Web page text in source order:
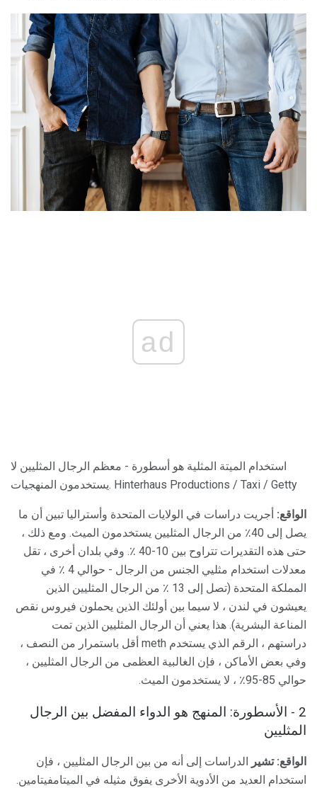
ad
استخدام الميتة المثلية هو أسطورة - معظم الرجال المثليين لا
يستخدمون المنهجيات. Hinterhaus Productions / Taxi / Getty
الواقع: أجريت دراسات في الولايات المتحدة وأستراليا تبين أن ما
يصل إلى 40٪ من الرجال المثليين يستخدمون الميث. ومع ذلك ،
حتى هذه التقديرات تتراوح بين 10-40 ٪. وفي بلدان أخرى ، تقل
معدلات استخدام مثليي الجنس من الرجال - حوالي 4 ٪ في
المملكة المتحدة (تصل إلى 13 ٪ من الرجال المثليين الذين
يعيشون في لندن ، لا سيما بين أولئك الذين يحملون فيروس نقص
المناعة البشرية). هذا يعني أن الرجال المثليين الذين تمت
دراستهم ، الرقم الذي يستخدم meth أقل باستمرار من النصف ،
وفي بعض الأماكن ، فإن الغالبية العظمى من الرجال المثليين ،
حوالي 85-95٪ ، لا يستخدمون الميث.
2 - الأسطورة: المنهج هو الدواء المفضل بين الرجال
المثليين
الواقع: تشير
الدراسات إلى أنه من بين الرجال المثليين ، فإن
استخدام العديد من الأدوية الأخرى يفوق مثيله في الميتامفيتامين.